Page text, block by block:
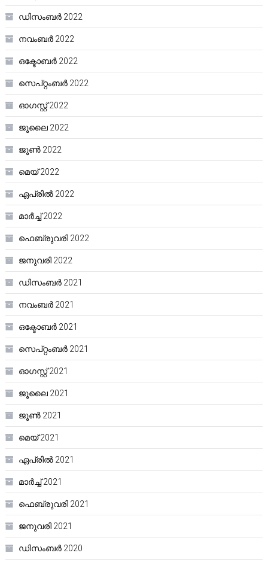
ഡിസംബർ 2022
നവംബർ 2022
ഒക്ടോബർ 2022
സെപ്റ്റംബർ 2022
ഓഗസ്റ്റ്‌ 2022
ജൂലൈ 2022
ജൂൺ 2022
മെയ്‌ 2022
ഏപ്രിൽ 2022
മാർച്ച്‌ 2022
ഫെബ്രുവരി 2022
ജനുവരി 2022
ഡിസംബർ 2021
നവംബർ 2021
ഒക്ടോബർ 2021
സെപ്റ്റംബർ 2021
ഓഗസ്റ്റ്‌ 2021
ജൂലൈ 2021
ജൂൺ 2021
മെയ്‌ 2021
ഏപ്രിൽ 2021
മാർച്ച്‌ 2021
ഫെബ്രുവരി 2021
ജനുവരി 2021
ഡിസംബർ 2020